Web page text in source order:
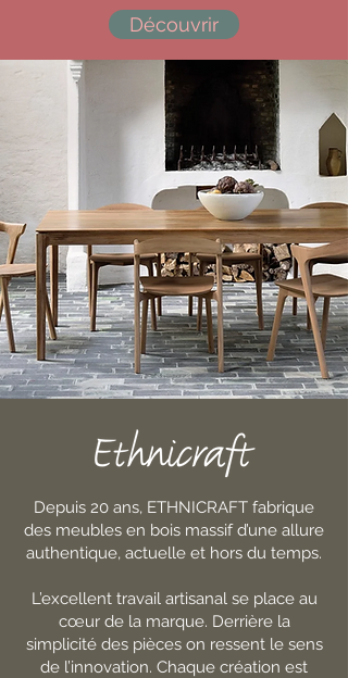
Découvrir
Depuis 20 ans, ETHNICRAFT fabrique
des meubles en bois massif d’une allure
authentique, actuelle et hors du temps.
L’excellent travail artisanal se place au
cœur de la marque. Derrière la
simplicité des pièces on ressent le sens
de l’innovation. Chaque création est